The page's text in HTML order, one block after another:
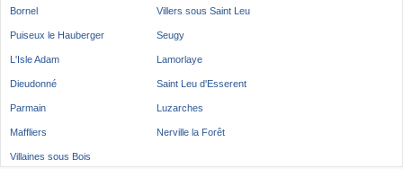
Bornel Villers sous Saint Leu
Puiseux le Hauberger Seugy
L'Isle Adam Lamorlaye
Dieudonné Saint Leu d'Esserent
Parmain Luzarches
Maffliers Nerville la Forêt
Villaines sous Bois